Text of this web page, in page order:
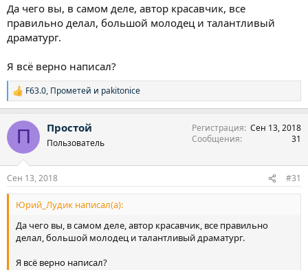
Да чего вы, в самом деле, автор красавчик, все
правильно делал, большой молодец и талантливый
драматург.
Я всё верно написал?
Р
е
к
и
F63.0, Прометей и pakitonice
П Простой
Пользователь
Регистрация Сен 13, 2018
Сообщения
31
Сен 13, 2018 #31
Юрий_Лудик написал(а):
Да чего вы, в самом деле, автор красавчик, все правильно
делал, большой молодец и талантливый драматург.
Я всё верно написал?